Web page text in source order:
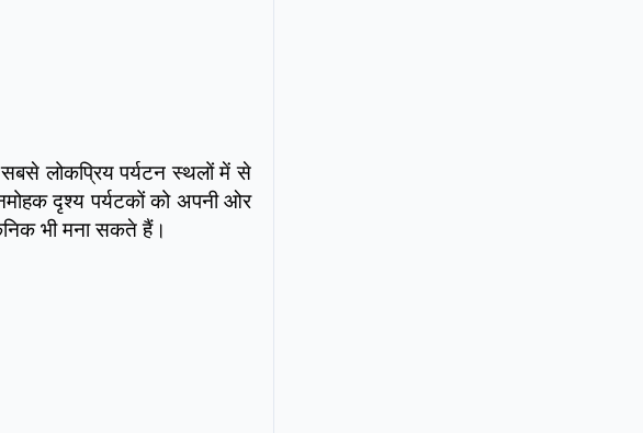
लोकप्रिय पर्यटन स्थलों में से
दृश्य पर्यटकों को अपनी ओर
भी मना सकते हैं।